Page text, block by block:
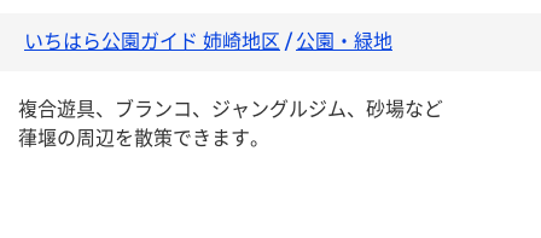
いちはら公園ガイド 姉崎地区 /公園・緑地
複合遊具、ブランコ、ジャングルジム、砂場など
葎堰の周辺を散策できます。